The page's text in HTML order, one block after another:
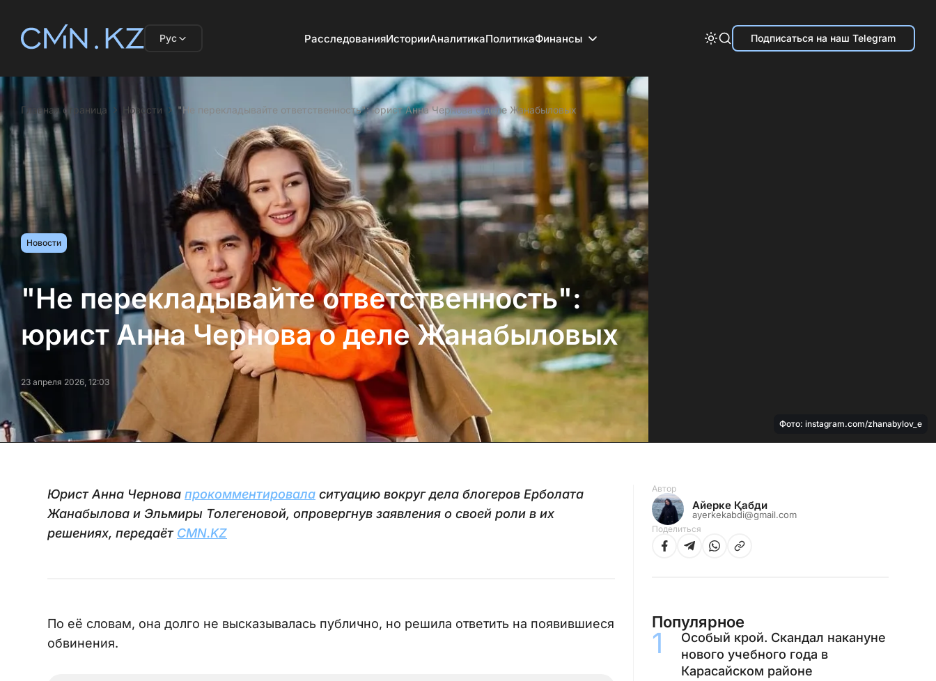
Рус РасследованияИсторииАналитикаПолитикаФинансы Подписаться на наш Telegram
Главная страница Новости "Не перекладывайте ответственность": юрист Анна Чернова о деле Жанабыловых
Новости
"Не перекладывайте ответственность":
юрист Анна Чернова о деле Жанабыловых
23 апреля 2026, 12:03
Фото: instagram.com/zhanabylov_e
Юрист Анна Чернова прокомментировала ситуацию вокруг дела блогеров Ерболата
Жанабылова и Эльмиры Толегеновой, опровергнув заявления о своей роли в их
решениях, передаёт CMN.KZ
По её словам, она долго не высказывалась публично, но решила ответить на появившиеся
обвинения.
Автор
Айерке Қабди
ayerkekabdi@gmail.com
Поделиться
Популярное
Особый крой. Скандал накануне
нового учебного года в
Карасайском районе